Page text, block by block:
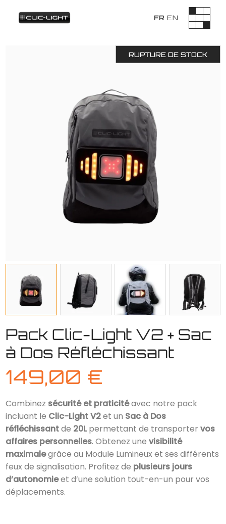
FR EN
RUPTURE DE STOCK
Pack Clic-Light V2 + Sac
à Dos Réfléchissant
149,00 €
Combinez sécurité et praticitéavec notre pack
incluant le Clic-Light V2et un Sac à Dos
réfléchissantde 20Lpermettant de transportervos
affaires personnelles. Obtenez unevisibilité
maximalegrâce au Module Lumineux et ses différents
feux de signalisation. Profitez de plusieurs jours
d’autonomieet d’une solution tout-en-un pour vos
déplacements.